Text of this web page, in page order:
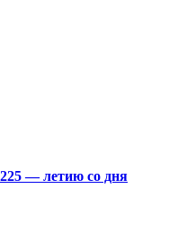
— летию со дня